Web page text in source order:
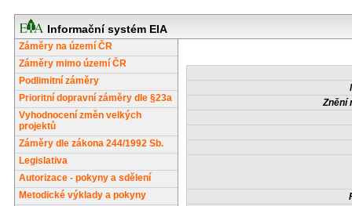
Informační systém EIA
Záměry na území ČR
Záměry mimo území ČR
Podlimitní záměry
Prioritní dopravní záměry dle §23a
Vyhodnocení změn velkých
projektů
Záměry dle zákona 244/1992 Sb.
Legislativa
Autorizace - pokyny a sdělení
Metodické výklady a pokyny
Znění